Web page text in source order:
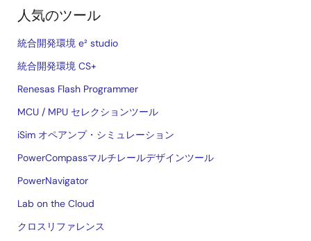
人気のツール
統合開発環境 e² studio
統合開発環境 CS+
Renesas Flash Programmer
MCU / MPU セレクションツール
iSim オペアンプ・シミュレーション
PowerCompassマルチレールデザインツール
PowerNavigator
Lab on the Cloud
クロスリファレンス